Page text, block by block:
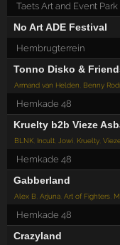
Taets Art and Event Park
No Art ADE Festival
Hembrugterrein
Tonno Disko &
Armand van Helden Benny
Hemkade 48
Kruelty b2b Vieze
BLNK Incult Jowi Kruelty ,
Hemkade 48
Gabberland
Alex B ,Arjuna ,Art of Fighters
Hemkade 48
Crazyland